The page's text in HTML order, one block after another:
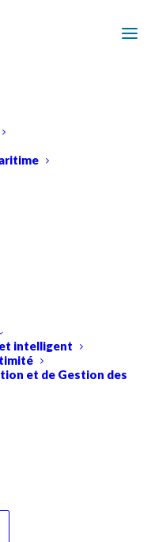
intelligent
et de Gestion des